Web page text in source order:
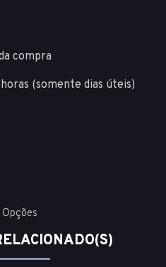
compra
(somente dias úteis)
Opções